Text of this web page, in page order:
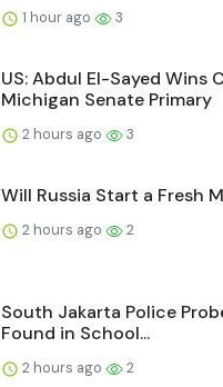
1 hour ago 3
US: Abdul El-Sayed Wins
Michigan Senate Primary
2 hours ago 3
Will Russia Start a Fresh
2 hours ago 2
South Jakarta Police
Found in School...
2 hours ago 2